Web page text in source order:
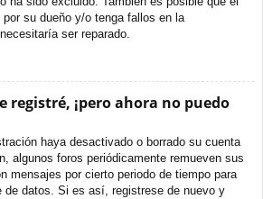
su dueño y/o tenga fallos en la
ser reparado.
registré, ¡pero ahora no puedo
haya desactivado o borrado su cuenta
algunos foros periódicamente remueven sus
mensajes por cierto periodo de tiempo para
de datos. Si es así, registrese de nuevo y